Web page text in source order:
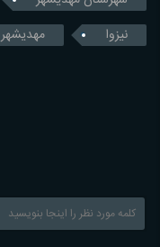
نیزوا
مهدیشهر